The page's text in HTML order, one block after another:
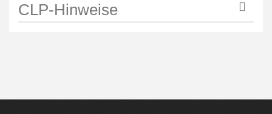
CLP-Hinweise